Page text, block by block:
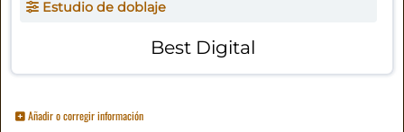
Estudio de doblaje
Best Digital
Añadir o corregir información